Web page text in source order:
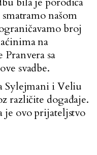
našom
broj
na
Pranvera sa
svadbe.
Sylejmani i Veliu
različite događaje.
ovo prijateljstvo